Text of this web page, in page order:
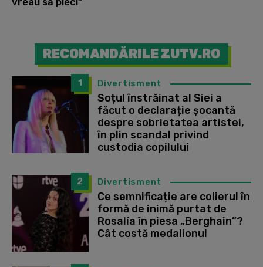
RECOMANDĂRILE ZUTV.RO
1 Divertisment
Soțul înstrăinat al Siei a
făcut o declarație șocantă
despre sobrietatea artistei,
în plin scandal privind
custodia copilului
2 Divertisment
Ce semnificație are colierul în
formă de inimă purtat de
Rosalía în piesa „Berghain”?
Cât costă medalionul